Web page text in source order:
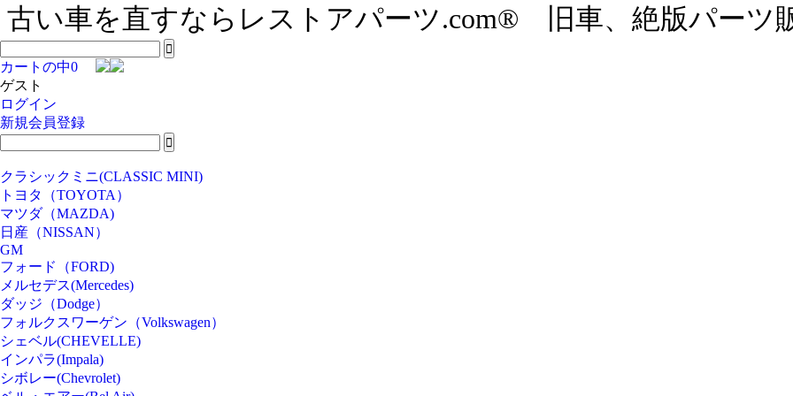
古い車を直すならレストアパーツ.com® 旧車、絶版パーツ
カートの中0
ゲスト
ログイン
新規会員登録
クラシックミニ(CLASSIC MINI)
トヨタ（TOYOTA）
マツダ（MAZDA)
日産（NISSAN）
GM
フォード（FORD)
メルセデス(Mercedes)
ダッジ（Dodge）
フォルクスワーゲン（Volkswagen）
シェベル(CHEVELLE)
インパラ(Impala)
シボレー(Chevrolet)